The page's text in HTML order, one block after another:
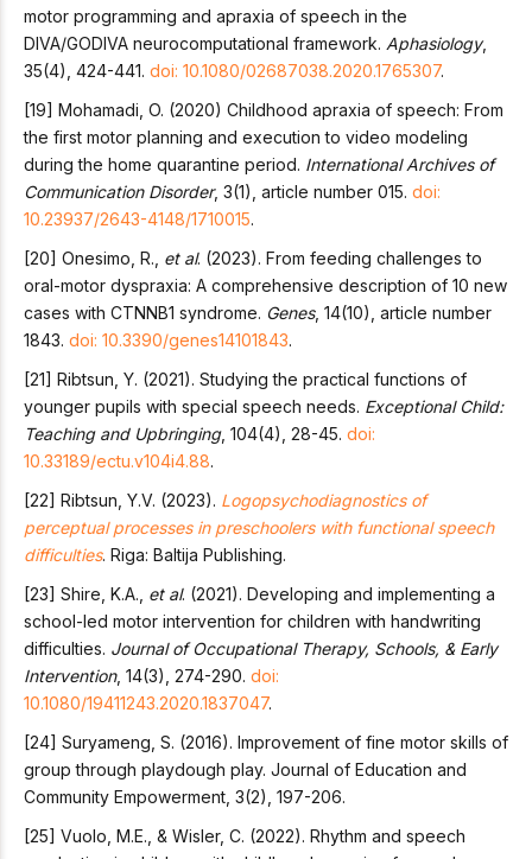
motor programming and apraxia of speech in the
DIVA/GODIVA neurocomputational framework. Aphasiology,
35(4), 424-441. doi: 10.1080/02687038.2020.1765307.
[19] Mohamadi, O. (2020) Childhood apraxia of speech: From
the first motor planning and execution to video modeling
during the home quarantine period. International Archives of
Communication Disorder, 3(1), article number 015. doi:
10.23937/2643-4148/1710015.
[20] Onesimo, R., et al. (2023). From feeding challenges to
oral-motor dyspraxia: A comprehensive description of 10 new
cases with CTNNB1 syndrome. Genes, 14(10), article number
1843. doi: 10.3390/genes14101843.
[21] Ribtsun, Y. (2021). Studying the practical functions of
younger pupils with special speech needs. Exceptional Child:
Teaching and Upbringing, 104(4), 28-45. doi:
10.33189/ectu.v104i4.88.
[22] Ribtsun, Y.V. (2023). Logopsychodiagnostics of
perceptual processes in preschoolers with functional speech
difficulties. Riga: Baltija Publishing.
[23] Shire, K.A., et al. (2021). Developing and implementing a
school-led motor intervention for children with handwriting
difficulties. Journal of Occupational Therapy, Schools, & Early
Intervention, 14(3), 274-290. doi:
10.1080/19411243.2020.1837047.
[24] Suryameng, S. (2016). Improvement of fine motor skills of
group through playdough play. Journal of Education and
Community Empowerment, 3(2), 197-206.
[25] Vuolo, M.E., & Wisler, C. (2022). Rhythm and speech